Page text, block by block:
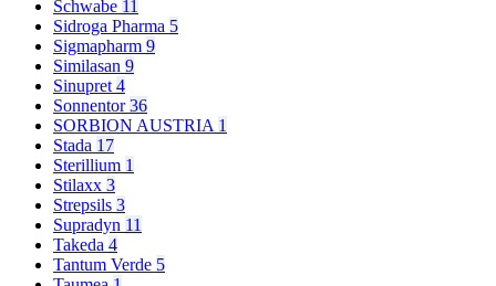
Schwabe 11
Sidroga Pharma 5
Sigmapharm 9
Similasan 9
Sinupret4
Sonnentor36
SORBION AUSTRIA 1
Stada 17
Sterillium 1
Stilaxx 3
Strepsils 3
Supradyn 11
Takeda 4
Tantum Verde 5